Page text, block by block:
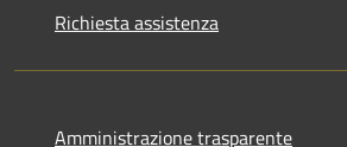
Richiesta assistenza
Amministrazione trasparente